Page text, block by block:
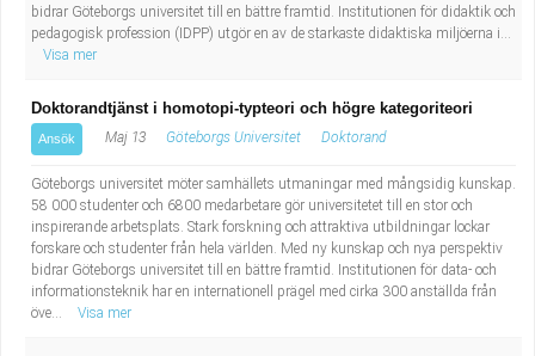
bidrar Göteborgs universitet till en bättre framtid. Institutionen för didaktik och
pedagogisk profession (IDPP) utgör en av de starkaste didaktiska miljöerna i...
Visa mer
Doktorandtjänst i homotopi-typteori och högre kategoriteori
Ansök Maj 13 Göteborgs Universitet Doktorand
Göteborgs universitet möter samhällets utmaningar med mångsidig kunskap.
58 000 studenter och 6800 medarbetare gör universitetet till en stor och
inspirerande arbetsplats. Stark forskning och attraktiva utbildningar lockar
forskare och studenter från hela världen. Med ny kunskap och nya perspektiv
bidrar Göteborgs universitet till en bättre framtid. Institutionen för data- och
informationsteknik har en internationell prägel med cirka 300 anställda från
öve...
Visa mer